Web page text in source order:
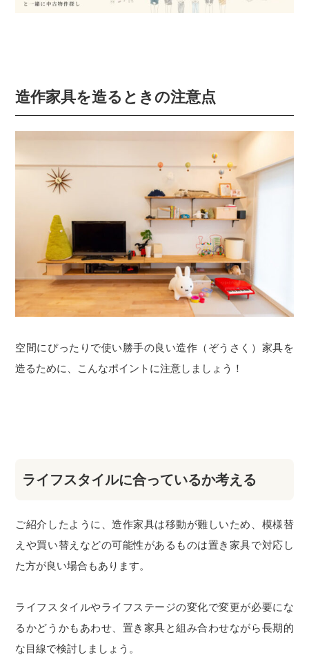
造作家具を造るときの注意点
空間にぴったりで使い勝手の良い造作（ぞうさく）家具を
造るために、こんなポイントに注意しましょう！
ライフスタイルに合っているか考える
ご紹介したように、造作家具は移動が難しいため、模様替
えや買い替えなどの可能性があるものは置き家具で対応し
た方が良い場合もあります。
ライフスタイルやライフステージの変化で変更が必要にな
るかどうかもあわせ、置き家具と組み合わせながら長期的
な目線で検討しましょう。